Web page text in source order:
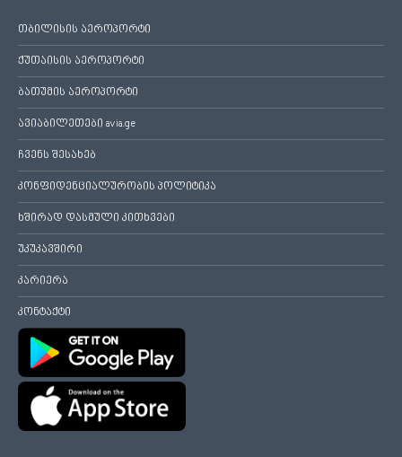
თბილისის აეროპორტი
ქუთაისის აეროპორტი
ბათუმის აეროპორტი
ავიაბილეთები avia.ge
ჩვენს შესახებ
კონფიდენციალურობის პოლიტიკა
ხშირად დასმული კითხვები
უკუკავშირი
კარიერა
კონტაქტი